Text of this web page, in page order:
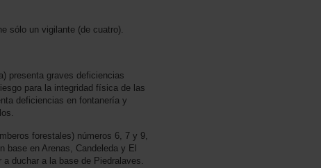
sólo un vigilante (de cuatro).
presenta graves deficiencias
para la integridad física de las
deficiencias en fontanería y
forestales) números 6, 7 y 9,
base en Arenas, Candeleda y El
duchar a la base de Piedralaves.